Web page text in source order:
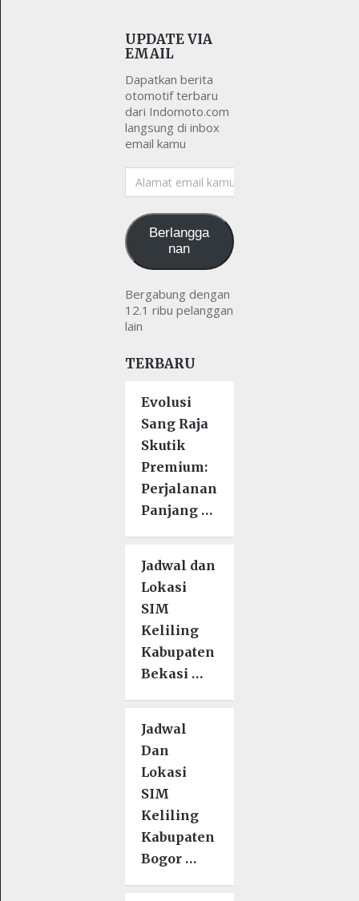
UPDATE VIA
EMAIL
Dapatkan berita
otomotif terbaru
dari Indomoto.com
langsung di inbox
email kamu
Alamat
email
Berlangga
nan
Bergabung dengan
12.1 ribu pelanggan
lain
TERBARU
Evolusi
Sang Raja
Skutik
Premium:
Perjalanan
Panjang …
Jadwal dan
Lokasi
SIM
Keliling
Kabupaten
Bekasi …
Jadwal
Dan
Lokasi
SIM
Keliling
Kabupaten
Bogor …